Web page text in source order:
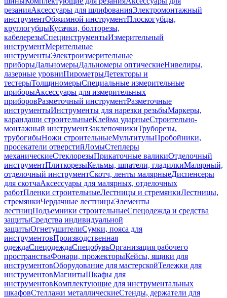
резанияАксессуары для шлифованияЭлектромонтажный
инструментОбжимной инструментПлоскогубцы,
круглогубцыКусачки, болторезы,
кабелерезыСпецинструментыИзмерительный
инструментМерительные
инструментыЭлектроизмерительные
приборыДальномерыДальномеры оптическиеНивелиры,
лазерные уровниПирометрыДетекторы и
тестерыТолщиномерыСпециальные измерительные
приборыАксессуары для измерительных
приборовРазметочный инструментРазметочные
инструментыИнструменты для нарезки резьбыМаркеры,
карандаши строительныеКлейма ударныеСтроительно-
монтажный инструментЗаклепочникиТруборезы,
трубогибыНожи строительныеМультитулыПробойники,
просекатели отверстийЛомыСтеплеры
механическиеСтеклорезыПрикаточные валикиОтделочный
инструментПлиткорезыКельмы, шпатели, гладилкиМалярный,
отделочный инструментСкотч, ленты малярныеДиспенсеры
для скотчаАксессуары для малярных, отделочных
работПленки строительныеЛестницы и стремянкиЛестницы,
стремянкиЧердачные лестницыЭлементы
лестницПодъемники строительныеСпецодежда и средства
защитыСредства индивидуальной
защитыОгнетушителиСумки, пояса для
инструментовПроизводственная
одеждаСпецодеждаСпецобувьОрганизация рабочего
пространстваФонари, прожекторыКейсы, ящики для
инструментовОборудование для мастерскойТележки для
инструментовМагнитыШкафы для
инструментовКомплектующие для инструментальных
шкафовСтеллажи металлическиеСтенды, держатели для